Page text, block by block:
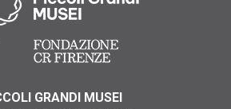
GRANDI MUSEI